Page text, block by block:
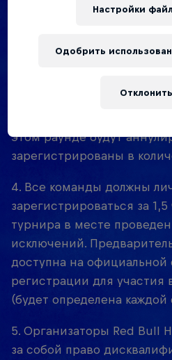
официальный
3. В случае если команда
этом раунде будут
зарегистрированы в
4. Все команды должны
зарегистрироваться за
турнира в месте
исключений.
доступна на официальной
регистрации для участия
(будет определена каждой
5. Организаторы Red Bull
за собой право
Настройки
Одобрить